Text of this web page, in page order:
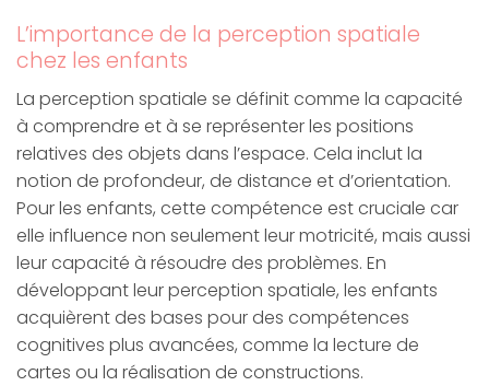
L’importance de la perception spatiale
chez les enfants
La perception spatiale se définit comme la capacité
à comprendre et à se représenter les positions
relatives des objets dans l’espace. Cela inclut la
notion de profondeur, de distance et d’orientation.
Pour les enfants, cette compétence est cruciale car
elle influence non seulement leur motricité, mais aussi
leur capacité à résoudre des problèmes. En
développant leur perception spatiale, les enfants
acquièrent des bases pour des compétences
cognitives plus avancées, comme la lecture de
cartes ou la réalisation de constructions.